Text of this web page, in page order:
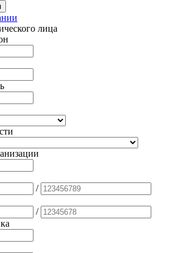
лица
/
/